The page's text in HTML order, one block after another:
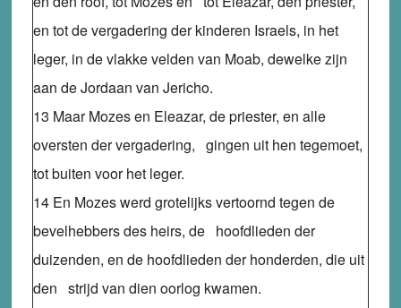
en tot de vergadering der kinderen Israels, in het
leger, in de vlakke velden van Moab, dewelke zijn
aan de Jordaan van Jericho.
13 Maar Mozes en Eleazar, de priester, en alle
oversten der vergadering, gingen uit hen tegemoet,
tot buiten voor het leger.
14 En Mozes werd grotelijks vertoornd tegen de
bevelhebbers des heirs, de hoofdlieden der
duizenden, en de hoofdlieden der honderden, die uit
den strijd van dien oorlog kwamen.